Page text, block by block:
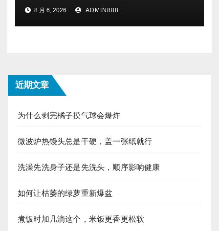
8 月 6, 2026 ADMIN888
近期文章
为什么剥完橘子摸气球会爆炸
微波炉热馒头总是干硬，盖一张纸就行
洗澡先洗身子还是先洗头，顺序影响健康
如何让枯萎的绿萝重新爆盆
煮饭时加几滴这个，米饭更香更松软